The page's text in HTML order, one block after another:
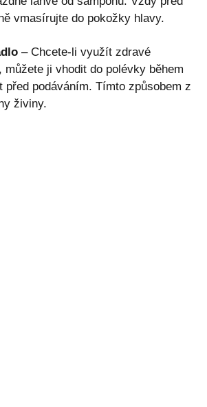
vmasírujte do pokožky hlavy.
– Chcete-li využít zdravé
ji vhodit do polévky během
před podáváním. Tímto způsobem z
živiny.